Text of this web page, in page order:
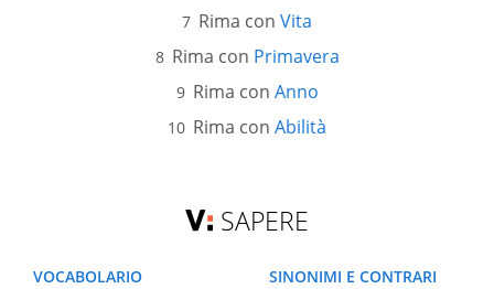
Rima con Vita
Rima con Primavera
Rima con Anno
Rima con Abilità
SAPERE
VOCABOLARIO
SINONIMI E CONTRARI